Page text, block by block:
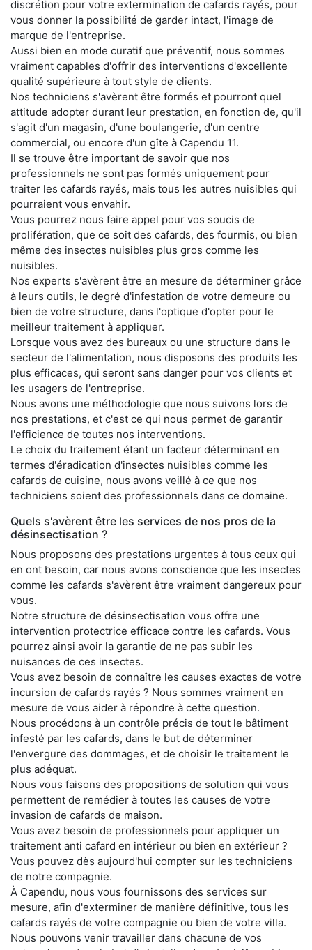
discrétion pour votre extermination de cafards rayés, pour
vous donner la possibilité de garder intact, l'image de
marque de l'entreprise.
Aussi bien en mode curatif que préventif, nous sommes
vraiment capables d'offrir des interventions d'excellente
qualité supérieure à tout style de clients.
Nos techniciens s'avèrent être formés et pourront quel
attitude adopter durant leur prestation, en fonction de, qu'il
s'agit d'un magasin, d'une boulangerie, d'un centre
commercial, ou encore d'un gîte à Capendu 11.
Il se trouve être important de savoir que nos
professionnels ne sont pas formés uniquement pour
traiter les cafards rayés, mais tous les autres nuisibles qui
pourraient vous envahir.
Vous pourrez nous faire appel pour vos soucis de
prolifération, que ce soit des cafards, des fourmis, ou bien
même des insectes nuisibles plus gros comme les
nuisibles.
Nos experts s'avèrent être en mesure de déterminer grâce
à leurs outils, le degré d'infestation de votre demeure ou
bien de votre structure, dans l'optique d'opter pour le
meilleur traitement à appliquer.
Lorsque vous avez des bureaux ou une structure dans le
secteur de l'alimentation, nous disposons des produits les
plus efficaces, qui seront sans danger pour vos clients et
les usagers de l'entreprise.
Nous avons une méthodologie que nous suivons lors de
nos prestations, et c'est ce qui nous permet de garantir
l'efficience de toutes nos interventions.
Le choix du traitement étant un facteur déterminant en
termes d'éradication d'insectes nuisibles comme les
cafards de cuisine, nous avons veillé à ce que nos
techniciens soient des professionnels dans ce domaine.
Quels s'avèrent être les services de nos pros de la
désinsectisation ?
Nous proposons des prestations urgentes à tous ceux qui
en ont besoin, car nous avons conscience que les insectes
comme les cafards s'avèrent être vraiment dangereux pour
vous.
Notre structure de désinsectisation vous offre une
intervention protectrice efficace contre les cafards. Vous
pourrez ainsi avoir la garantie de ne pas subir les
nuisances de ces insectes.
Vous avez besoin de connaître les causes exactes de votre
incursion de cafards rayés ? Nous sommes vraiment en
mesure de vous aider à répondre à cette question.
Nous procédons à un contrôle précis de tout le bâtiment
infesté par les cafards, dans le but de déterminer
l'envergure des dommages, et de choisir le traitement le
plus adéquat.
Nous vous faisons des propositions de solution qui vous
permettent de remédier à toutes les causes de votre
invasion de cafards de maison.
Vous avez besoin de professionnels pour appliquer un
traitement anti cafard en intérieur ou bien en extérieur ?
Vous pouvez dès aujourd'hui compter sur les techniciens
de notre compagnie.
À Capendu, nous vous fournissons des services sur
mesure, afin d'exterminer de manière définitive, tous les
cafards rayés de votre compagnie ou bien de votre villa.
Nous pouvons venir travailler dans chacune de vos